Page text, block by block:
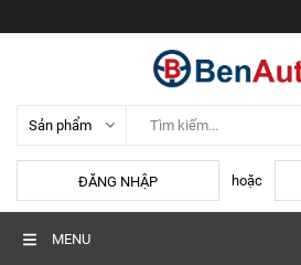
ĐĂNG NHẬP hoặc
MENU